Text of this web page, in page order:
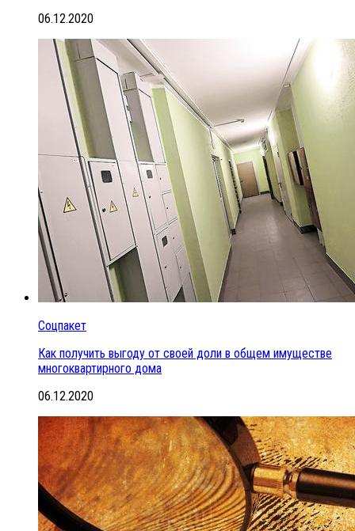
06.12.2020
Соцпакет
Как получить выгоду от своей доли в общем имуществе
многоквартирного дома
06.12.2020